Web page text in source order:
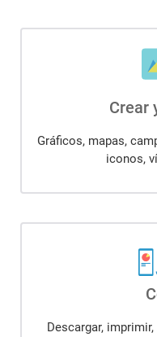
Crear
Gráficos, mapas,
iconos,
Descargar,